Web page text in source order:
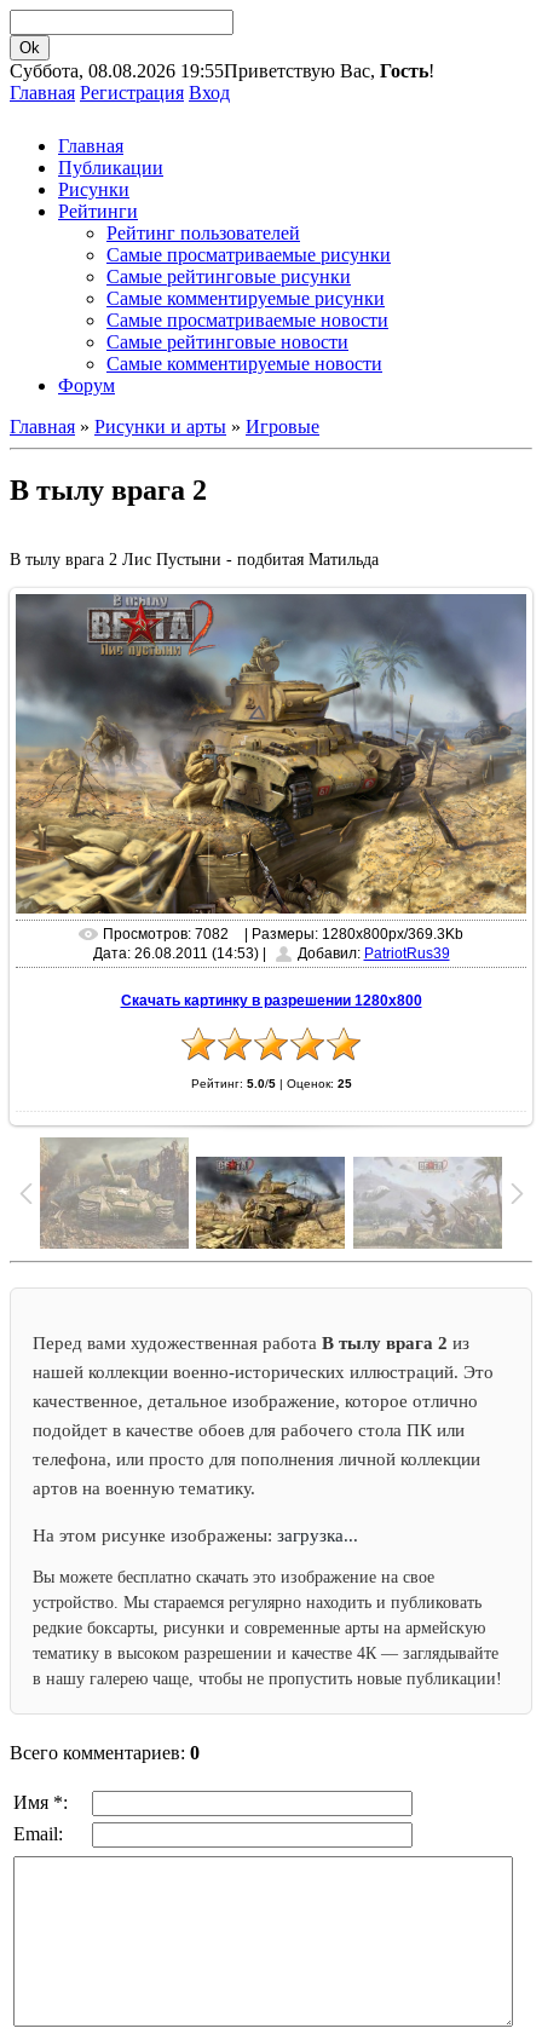
Суббота, 08.08.2026 19:55Приветствую Вас, Гость!
Главная Регистрация Вход
Главная
Публикации
Рисунки
Рейтинги
Рейтинг пользователей
Самые просматриваемые рисунки
Самые рейтинговые рисунки
Самые комментируемые рисунки
Самые просматриваемые новости
Самые рейтинговые новости
Самые комментируемые новости
Форум
Главная » Рисунки и арты » Игровые
В тылу врага 2
В тылу врага 2 Лис Пустыни - подбитая Матильда
Просмотров: 7082
| Размеры: 1280x800px/369.3Kb
Дата: 26.08.2011 (14:53)| Добавил: PatriotRus39
Скачать картинку в разрешении 1280x800
Рейтинг: 5.0/5| Оценок: 25
Перед вами художественная работа В тылу врага 2 из
нашей коллекции военно-исторических иллюстраций. Это
качественное, детальное изображение, которое отлично
подойдет в качестве обоев для рабочего стола ПК или
телефона, или просто для пополнения личной коллекции
артов на военную тематику.
На этом рисунке изображены: загрузка...
Вы можете бесплатно скачать это изображение на свое
устройство. Мы стараемся регулярно находить и публиковать
редкие боксарты, рисунки и современные арты на армейскую
тематику в высоком разрешении и качестве 4К — заглядывайте
в нашу галерею чаще, чтобы не пропустить новые публикации!
Всего комментариев: 0
Имя *:
Email: